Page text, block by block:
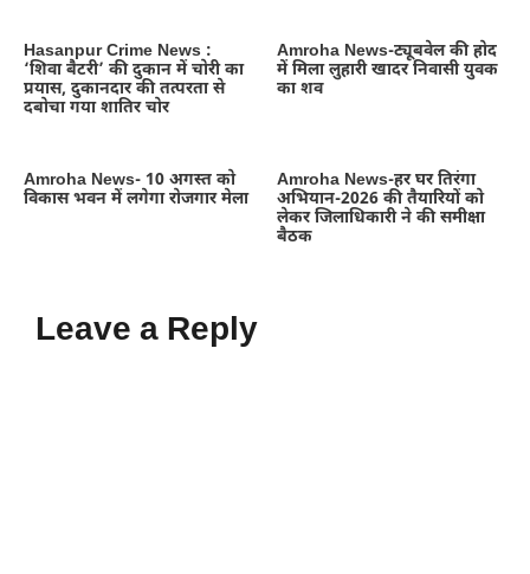
Hasanpur Crime News :
‘शिवा बैटरी’ की दुकान में चोरी का
प्रयास, दुकानदार की तत्परता से
दबोचा गया शातिर चोर
Amroha News-ट्यूबवेल की होद
में मिला लुहारी खादर निवासी युवक
का शव
Amroha News- 10 अगस्त को
विकास भवन में लगेगा रोजगार मेला
Amroha News-हर घर तिरंगा
अभियान-2026 की तैयारियों को
लेकर जिलाधिकारी ने की समीक्षा
बैठक
Leave a Reply